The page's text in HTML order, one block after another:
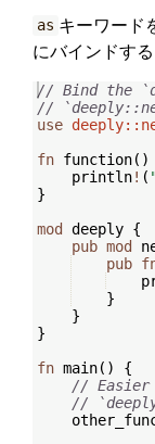
as キーワード
にバインドす
// Bind the
//
use
fn function( )
    println
! (
}
mod
deeply {
pub mod
pub
}
}
}
fn main( )
{
// Easier
//